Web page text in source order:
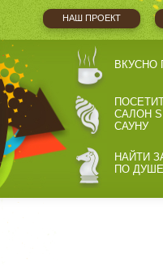
НАШ ПРОЕКТ
ВКУСНО
САЛОН
САУНУ
НАЙТИ
ПО ДУШЕ